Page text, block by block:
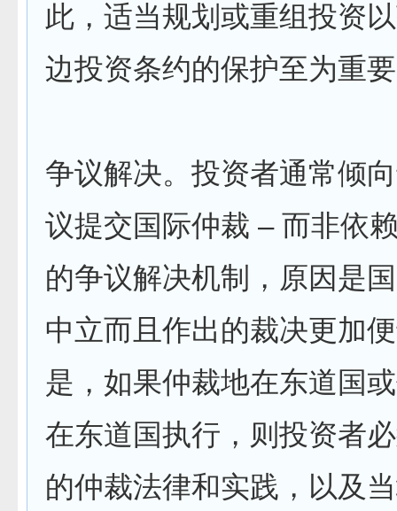
此，适当规划或重组投资
边投资条约的保护至为重
争议解决。投资者通常倾
议提交国际仲裁 – 而非依
的争议解决机制，原因是
中立而且作出的裁决更加
是，如果仲裁地在东道国
在东道国执行，则投资者
的仲裁法律和实践，以及